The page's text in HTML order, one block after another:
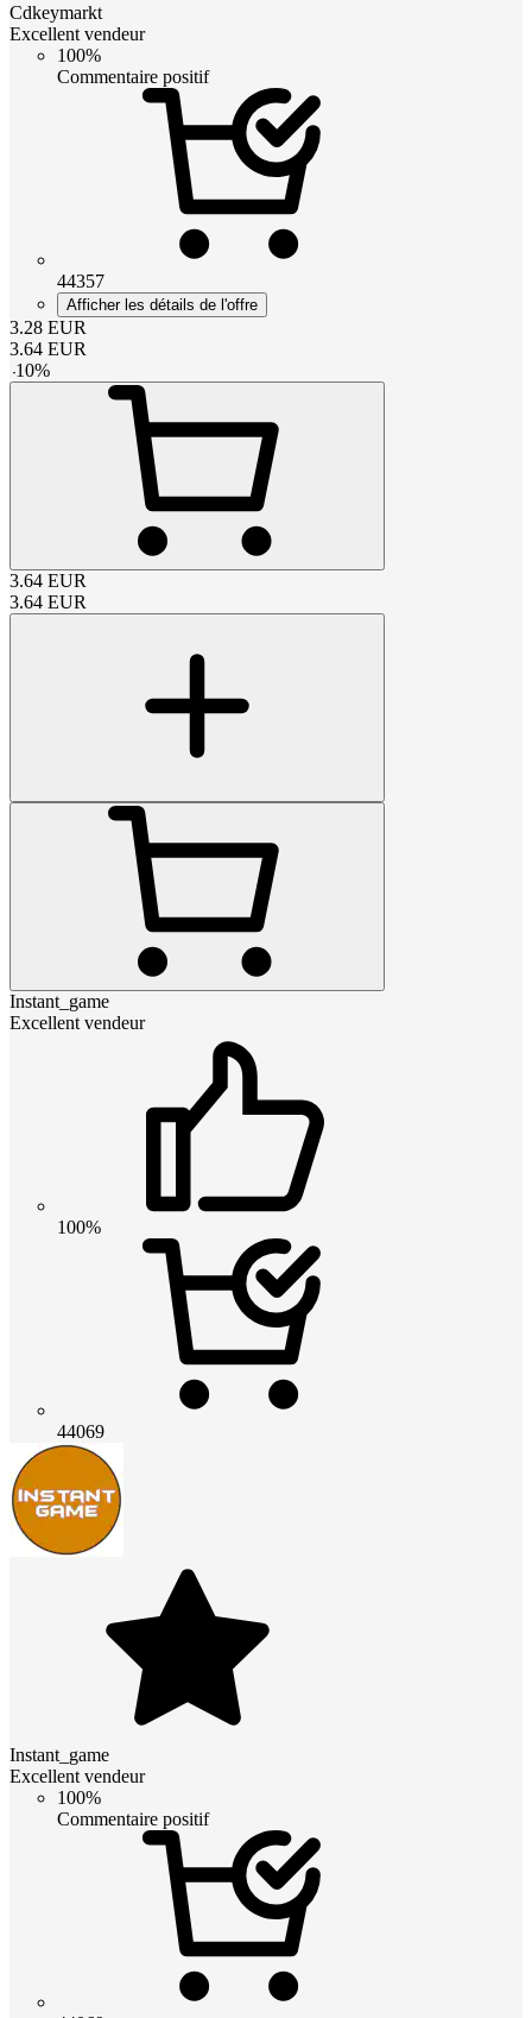
Cdkeymarkt
Excellent vendeur
100%
Commentaire positif
44357
Afficher les détails de l'offre
3.28 EUR
3.64 EUR
-10%
3.64 EUR
3.64 EUR
Instant_game
Excellent vendeur
100%
44069
Instant_game
Excellent vendeur
100%
Commentaire positif